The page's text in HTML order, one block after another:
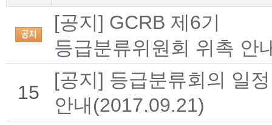
[공지] GCRB 제6기
등급분류위원회 위촉 안
15
[공지] 등급분류회의 일
안내(2017.09.21)